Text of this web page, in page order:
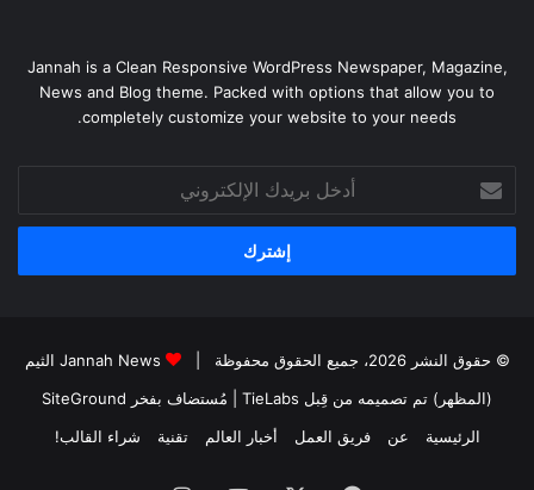
Jannah is a Clean Responsive WordPress Newspaper, Magazine,
News and Blog theme. Packed with options that allow you to
completely customize your website to your needs.
بريدك
الإلكتروني
© حقوق النشر 2026، جميع الحقوق محفوظة |
Jannah News الثيم
(المظهر) تم تصميمه من قِبل TieLabs
| مُستضاف بفخر SiteGround
الرئيسية
عن فريق العمل أخبار العالم تقنية شراء القالب!